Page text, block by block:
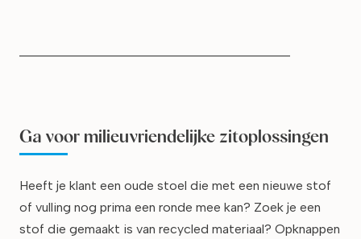
Ga voor milieuvriendelijke zitoplossingen
Heeft je klant een oude stoel die met een nieuwe stof
of vulling nog prima een ronde mee kan? Zoek je een
stof die gemaakt is van recycled materiaal? Opknappen